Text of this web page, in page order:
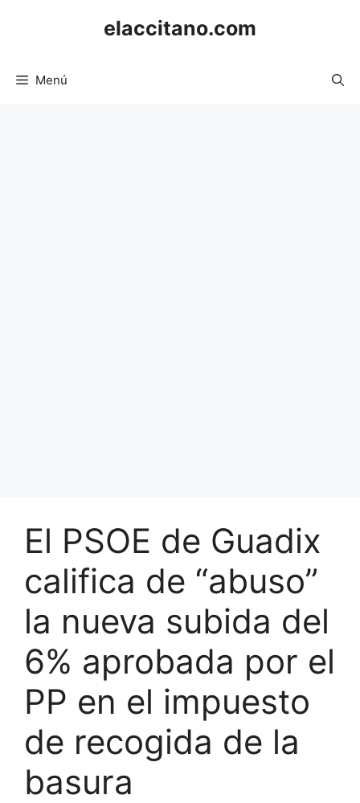
elaccitano.com
Menú
El PSOE de Guadix
califica de “abuso”
la nueva subida del
6% aprobada por el
PP en el impuesto
de recogida de la
basura